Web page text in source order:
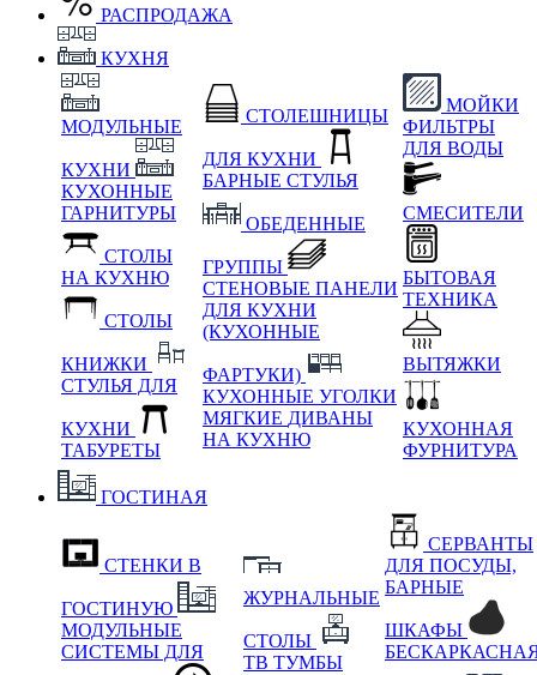
РАСПРОДАЖА
КУХНЯ
МОДУЛЬНЫЕ
КУХНИ
КУХОННЫЕ
ГАРНИТУРЫ
СТОЛЫ
НА КУХНЮ
СТОЛЫ
КНИЖКИ
СТУЛЬЯ ДЛЯ
КУХНИ
ТАБУРЕТЫ
СТОЛЕШНИЦЫ
ДЛЯ КУХНИ
БАРНЫЕ СТУЛЬЯ
ОБЕДЕННЫЕ
ГРУППЫ
СТЕНОВЫЕ ПАНЕЛИ
ДЛЯ КУХНИ
(КУХОННЫЕ
ФАРТУКИ)
КУХОННЫЕ УГОЛКИ
МЯГКИЕ ДИВАНЫ
НА КУХНЮ
МОЙКИ
ФИЛЬТРЫ
ДЛЯ ВОДЫ
СМЕСИТЕЛИ
БЫТОВАЯ
ТЕХНИКА
ВЫТЯЖКИ
КУХОННАЯ
ФУРНИТУРА
ГОСТИНАЯ
СТЕНКИ В
ГОСТИНУЮ
МОДУЛЬНЫЕ
СИСТЕМЫ ДЛЯ
ЖУРНАЛЬНЫЕ
СТОЛЫ
ТВ ТУМБЫ
СЕРВАНТЫ
ДЛЯ ПОСУДЫ,
БАРНЫЕ
ШКАФЫ